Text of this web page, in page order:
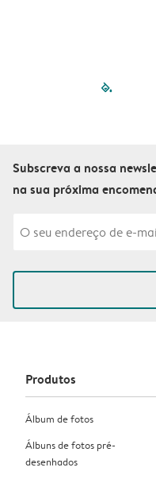
Subscreva a nossa
na sua próxima
Produtos
Álbum de fotos
Álbuns de fotos pré-
desenhados